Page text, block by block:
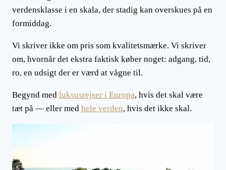
verdensklasse i en skala, der stadig kan overskues på en
formiddag.
Vi skriver ikke om pris som kvalitetsmærke. Vi skriver
om, hvornår det ekstra faktisk køber noget: adgang, tid,
ro, en udsigt der er værd at vågne til.
Begynd med luksusrejser i Europa, hvis det skal være
tæt på — eller med hele verden, hvis det ikke skal.